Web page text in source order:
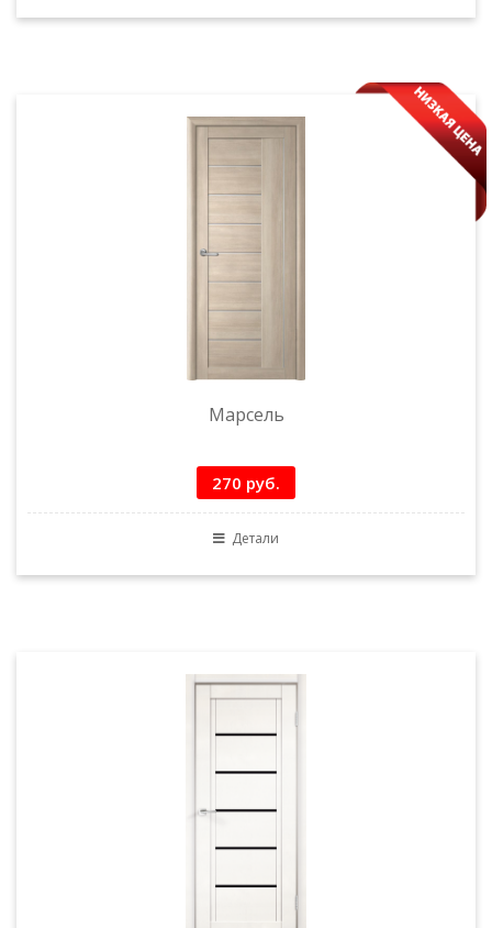
Марсель
270 руб.
Детали